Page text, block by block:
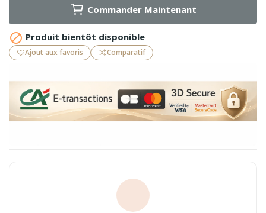
Commander Maintenant
 Produit bientôt disponible
Ajout aux favoris Comparatif